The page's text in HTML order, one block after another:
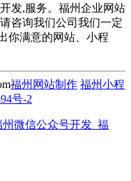
发,服务。福州企业网站
咨询我们公司我们一定
你满意的网站、小程
福州网站制作 福州小程
号-2
微信公众号开发_福